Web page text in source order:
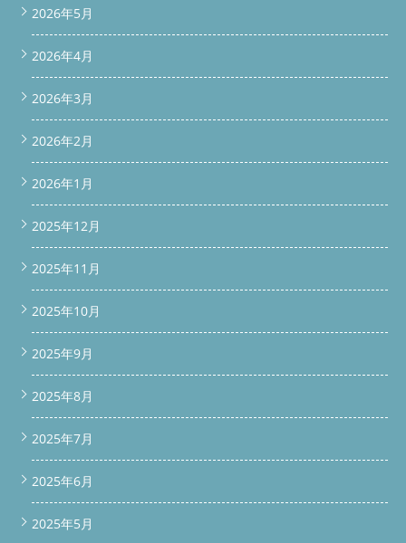
2026年5月
2026年4月
2026年3月
2026年2月
2026年1月
2025年12月
2025年11月
2025年10月
2025年9月
2025年8月
2025年7月
2025年6月
2025年5月